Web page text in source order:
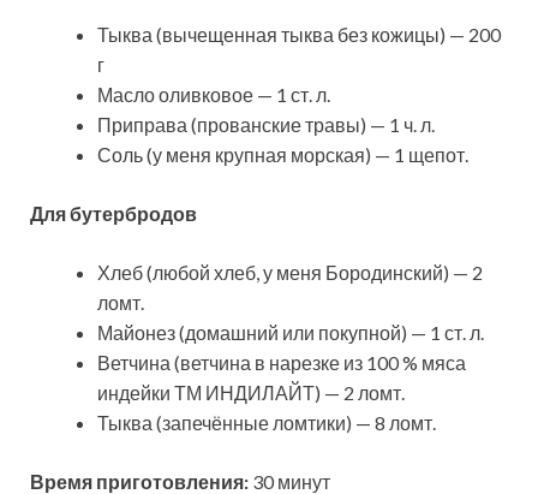
Тыква (вычещенная тыква без кожицы) — 200
г
Масло оливковое — 1 ст. л.
Приправа (прованские травы) — 1 ч. л.
Соль (у меня крупная морская) — 1 щепот.
Для бутербродов
Хлеб (любой хлеб, у меня Бородинский) — 2
ломт.
Майонез (домашний или покупной) — 1 ст. л.
Ветчина (ветчина в нарезке из 100 % мяса
индейки ТМ ИНДИЛАЙТ) — 2 ломт.
Тыква (запечённые ломтики) — 8 ломт.
Время приготовления: 30 минут